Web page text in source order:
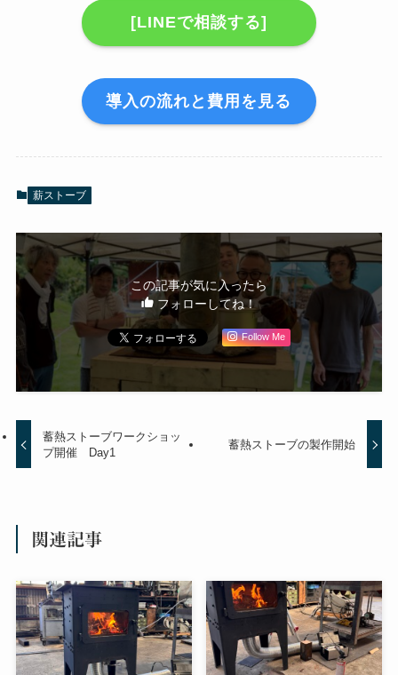
[LINEで相談する]
導入の流れと費用を見る
薪ストーブ
この記事が気に入ったら
フォローしてね！
Follow Me
蓄熱ストーブワークショッ
プ開催 Day1
蓄熱ストーブの製作開始
関連記事